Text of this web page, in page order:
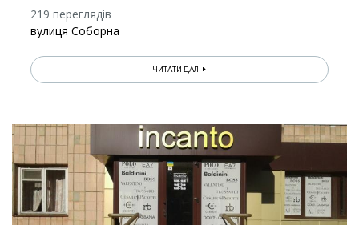
219 переглядів
вулиця Соборна
ЧИТАТИ ДАЛІ